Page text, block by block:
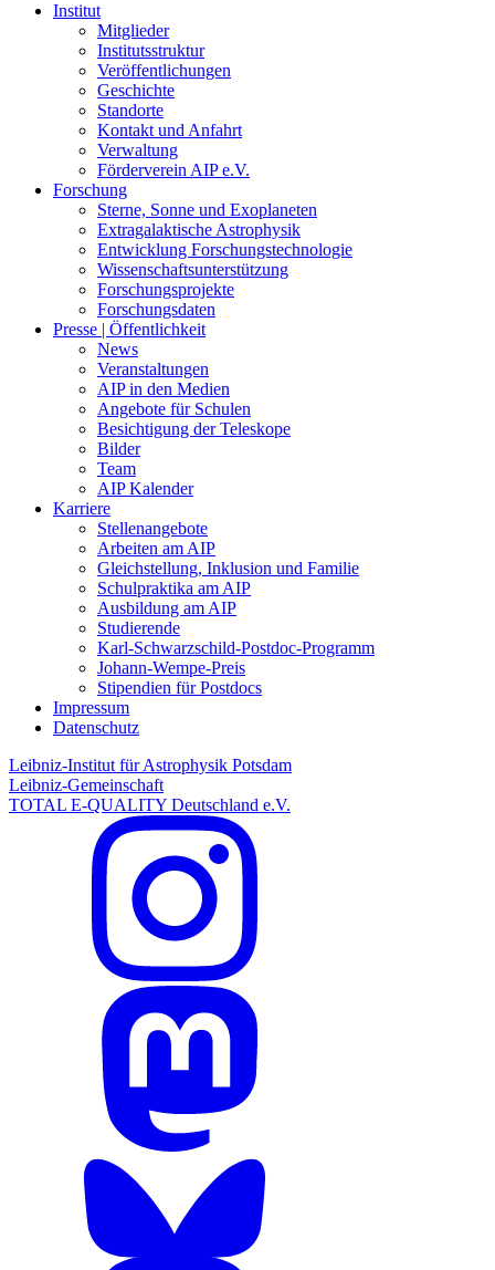
Institut
Mitglieder
Institutsstruktur
Veröffentlichungen
Geschichte
Standorte
Kontakt und Anfahrt
Verwaltung
Förderverein AIP e.V.
Forschung
Sterne, Sonne und Exoplaneten
Extragalaktische Astrophysik
Entwicklung Forschungstechnologie
Wissenschaftsunterstützung
Forschungsprojekte
Forschungsdaten
Presse | Öffentlichkeit
News
Veranstaltungen
AIP in den Medien
Angebote für Schulen
Besichtigung der Teleskope
Bilder
Team
AIP Kalender
Karriere
Stellenangebote
Arbeiten am AIP
Gleichstellung, Inklusion und Familie
Schulpraktika am AIP
Ausbildung am AIP
Studierende
Karl-Schwarzschild-Postdoc-Programm
Johann-Wempe-Preis
Stipendien für Postdocs
Impressum
Datenschutz
Leibniz-Institut für Astrophysik Potsdam
Leibniz-Gemeinschaft
TOTAL E-QUALITY Deutschland e.V.